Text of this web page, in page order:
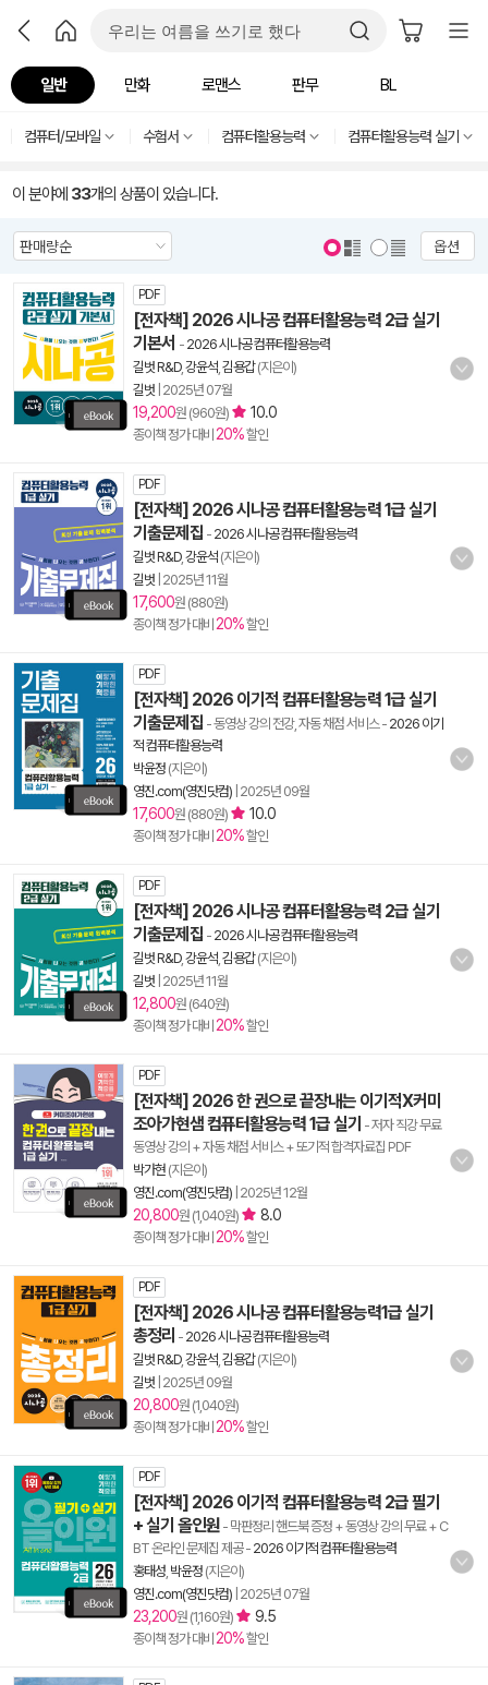
일반 만화 로맨스 판무 BL
컴퓨터/모바일 수험서 컴퓨터활용능력 컴퓨터활용능력 실기
이 분야에 33개의 상품이 있습니다.
옵션
PDF
[전자책] 2026 시나공 컴퓨터활용능력 2급 실기
기본서 - 2026 시나공 컴퓨터활용능력
길벗 R&D, 강윤석 김용갑(지은이)
길벗 2025년 07월
19,200원 (960원) 10.0
종이책 정가 대비 20%할인
PDF
[전자책] 2026 시나공 컴퓨터활용능력 1급 실기
기출문제집 - 2026 시나공 컴퓨터활용능력
길벗 R&D, 강윤석 (지은이)
길벗 2025년 11월
17,600원 (880원)
종이책 정가 대비 20%할인
PDF
[전자책] 2026 이기적 컴퓨터활용능력 1급 실기
기출문제집 - 동영상 강의 전강, 자동 채점 서비스- 2026 이기
적 컴퓨터활용능력
박윤정 (지은이)
영진.com(영진닷컴) 2025년 09월
17,600원 (880원) 10.0
종이책 정가 대비 20%할인
PDF
[전자책] 2026 시나공 컴퓨터활용능력 2급 실기
기출문제집 - 2026 시나공 컴퓨터활용능력
길벗 R&D, 강윤석 김용갑(지은이)
길벗 2025년 11월
12,800원 (640원)
종이책 정가 대비 20%할인
PDF
[전자책] 2026 한 권으로 끝장내는 이기적X커미
조아가현샘 컴퓨터활용능력 1급 실기 - 저자 직강 무료
동영상 강의 + 자동 채점 서비스 + 또기적 합격자료집 PDF
박가현 (지은이)
영진.com(영진닷컴) 2025년 12월
20,800원 (1,040원) 8.0
종이책 정가 대비 20%할인
PDF
[전자책] 2026 시나공 컴퓨터활용능력1급 실기
총정리 - 2026 시나공 컴퓨터활용능력
길벗 R&D, 강윤석 김용갑(지은이)
길벗 2025년 09월
20,800원 (1,040원)
종이책 정가 대비 20%할인
PDF
[전자책] 2026 이기적 컴퓨터활용능력 2급 필기
+ 실기 올인원 - 막판정리 핸드북 증정 + 동영상 강의 무료 + C
BT 온라인 문제집 제공- 2026 이기적 컴퓨터활용능력
홍태성 박윤정 (지은이)
영진.com(영진닷컴) 2025년 07월
23,200원 (1,160원) 9.5
종이책 정가 대비 20%할인